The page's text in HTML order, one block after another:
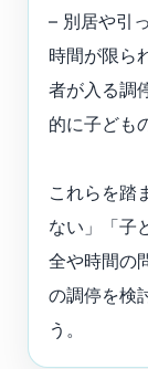
– 別居や引
時間が限ら
者が入る調
的に子ども
これらを踏
ない」「子
全や時間の
の調停を検
う。